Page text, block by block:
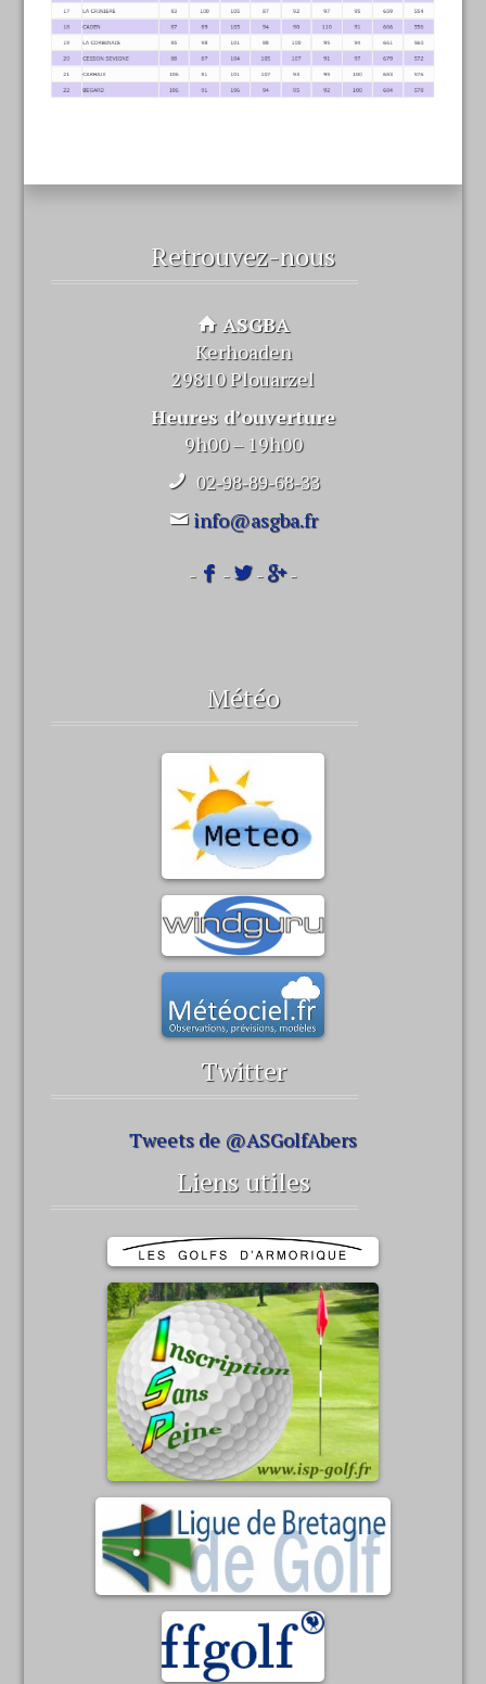
Retrouvez-nous
ASGBA
Kerhoaden
29810 Plouarzel
Heures d’ouverture
9h00 – 19h00
02-98-89-68-33
info@asgba.fr
- - - -
Météo
Twitter
Tweets de @ASGolfAbers
Liens utiles